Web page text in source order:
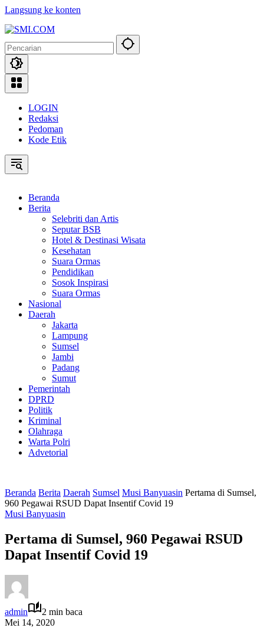
Langsung ke konten
LOGIN
Redaksi
Pedoman
Kode Etik
Beranda
Berita
Selebriti dan Artis
Seputar BSB
Hotel & Destinasi Wisata
Kesehatan
Suara Ormas
Pendidikan
Sosok Inspirasi
Suara Ormas
Nasional
Daerah
Jakarta
Lampung
Sumsel
Jambi
Padang
Sumut
Pemerintah
DPRD
Politik
Kriminal
Olahraga
Warta Polri
Advetorial
Beranda Berita Daerah Sumsel Musi Banyuasin Pertama di Sumsel,
960 Pegawai RSUD Dapat Insentif Covid 19
Musi Banyuasin
Pertama di Sumsel, 960 Pegawai RSUD
Dapat Insentif Covid 19
admin
2 min baca
Mei 14, 2020